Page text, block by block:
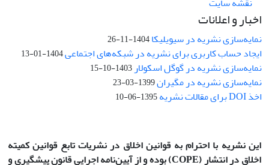
اخبار و اعلانات
نمایه‌سازی نشریه در سیویلیکا1404-11-26
ایجاد حساب کاربری برای نشریه در شبکه‌های اجتماعی1404-01-13
نمایه‌سازی نشریه در گوگل اسکولار 1403-10-15
نمایه‌سازی نشریه در مگیران1399-03-23
اخذ DOI برای مقالات نشریه 1395-06-10
این نشریه با احترام به قوانین اخلاق در نشریات تابع قوانین کمیته
اخلاق در انتشار(COPE)بوده و از آیین‌نامه اجرایی قانون پیشگیری و